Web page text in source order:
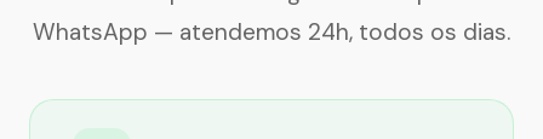
WhatsApp — atendemos 24h, todos os dias.